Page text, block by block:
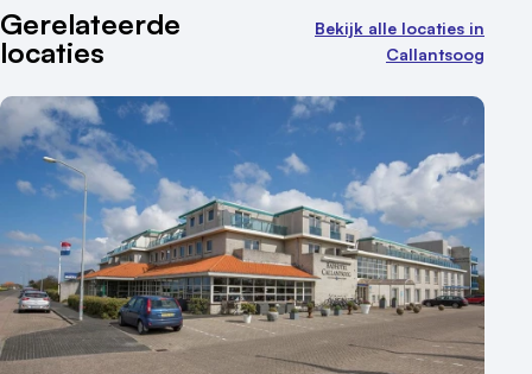
Aantal zalen
1 - 5 zalen
10 of meer zalen
Aantal personen
1 - 50 personen
50 - 100 personen
100 - 250 personen
250 - 500 personen
500+ personen
Bijzondere locaties
Gerelateerde
locaties
Bekijk alle locaties in
Callantsoog